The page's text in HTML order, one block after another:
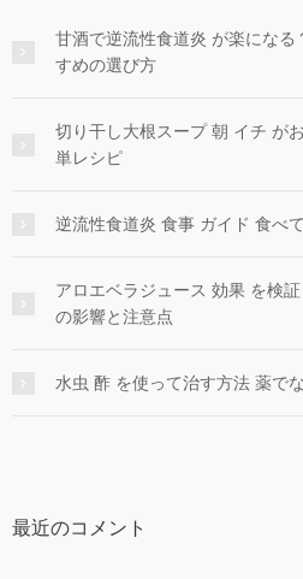
甘酒で逆流性食道炎 が楽にな
すめの選び方
切り干し大根スープ 朝 イチ が
単レシピ
逆流性食道炎 食事 ガイド 食べ
アロエベラジュース 効果 を検
の影響と注意点
水虫 酢 を使って治す方法 薬で
最近のコメント